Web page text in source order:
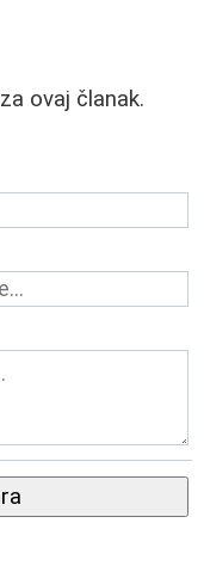
ovaj članak.